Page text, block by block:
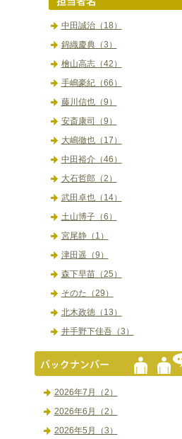
中田誠治（18）
錦織慶典（3）
檜山高志（42）
手嶋豪紀（66）
藤川信也（9）
安斎康司（9）
大嶋徹也（17）
中田裕介（46）
大石哲郎（2）
武田卓也（14）
土山博子（6）
宮尾静（1）
津田遥（9）
森下早苗（25）
そのた（29）
北木政徳（13）
井手野下佳吾（3）
2026年7月（2）
2026年6月（2）
2026年5月（3）